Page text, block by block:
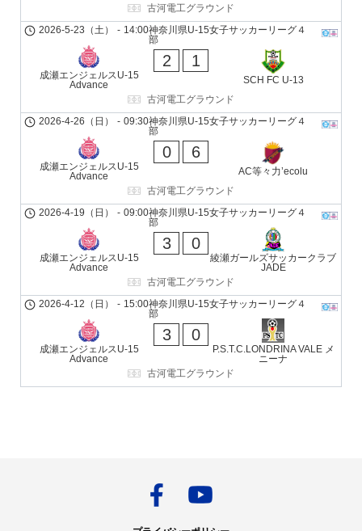
古河電工グラウンド
神奈川県U-15女子サッカーリーグ４
部
2026-5-23（土） - 14:00
成瀬エンジェルスU-15
Advance
2 1
SCH FC U-13
古河電工グラウンド
神奈川県U-15女子サッカーリーグ４
部
2026-4-26（日） - 09:30
成瀬エンジェルスU-15
Advance
0 6
AC等々力’ecolu
古河電工グラウンド
神奈川県U-15女子サッカーリーグ４
部
2026-4-19（日） - 09:00
成瀬エンジェルスU-15
Advance
3 0
綾瀬ガールズサッカークラブ
JADE
古河電工グラウンド
神奈川県U-15女子サッカーリーグ４
部
2026-4-12（日） - 15:00
成瀬エンジェルスU-15
Advance
3 0
P.S.T.C.LONDRINA VALE メ
ニーナ
古河電工グラウンド